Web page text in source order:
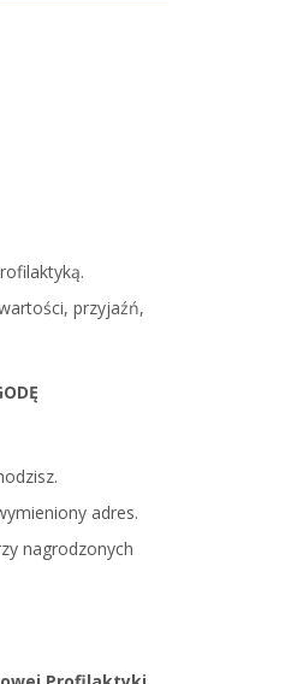
przyjaźń,
adres.
nagrodzonych